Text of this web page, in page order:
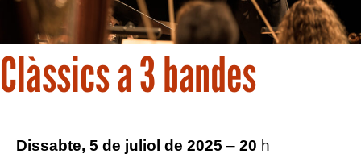
Clàssics a 3 bandes
Dissabte, 5 de juliol de 2025 – 20 h